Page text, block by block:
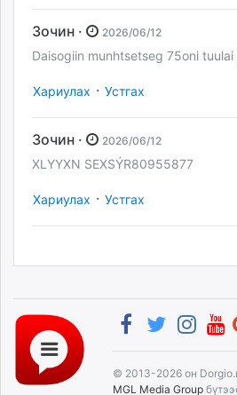
Зочин · 2026/06/12
Daisogiin munhtsetseg 75oni
Хариулах · Устгах
Зочин · 2026/06/12
XLYYXN SEXSÝR80955877
Хариулах · Устгах
© 2013-2026 он
MGL Media Group